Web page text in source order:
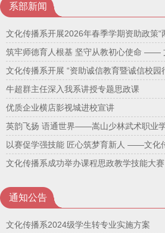
系部新闻
牛超群主任深入我系讲授专题思政课
优质企业横店影视城进校宣讲
文化传播系成功举办课程思政教学技能大赛
通知公告
文化传播系2024级学生转专业实施方案